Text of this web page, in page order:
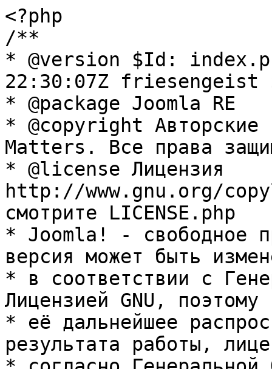
<?php
/**
* @version $Id:
22:30:07Z friesengeist
* @package Joomla RE
* @copyright Авторские
Matters. Все права
* @license Лицензия
http://www.gnu.org/
смотрите LICENSE.php
* Joomla! - свободное
версия может быть
* в соответствии с
Лицензией GNU, поэтому
* её дальнейшее
результата работы,